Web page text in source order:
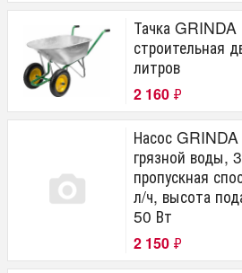
Тачка GRINDA
строительная
литров
2 160 ₽
Насос
грязной воды,
пропускная
л/ч, высота
50 Вт
2 150 ₽